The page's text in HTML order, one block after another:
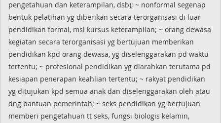
pengetahuan dan keterampilan, dsb); ~ nonformal segenap
bentuk pelatihan yg diberikan secara terorganisasi di luar
pendidikan formal, msl kursus keterampilan; ~ orang dewasa
kegiatan secara terorganisasi yg bertujuan memberikan
pendidikan kpd orang dewasa, yg diselenggarakan pd waktu
tertentu; ~ profesional pendidikan yg diarahkan terutama pd
kesiapan penerapan keahlian tertentu; ~ rakyat pendidikan
yg ditujukan kpd semua anak dan diselenggarakan oleh atau
dng bantuan pemerintah; ~ seks pendidikan yg bertujuan
memberi pengetahuan tt seks, fungsi biologis kelamin,